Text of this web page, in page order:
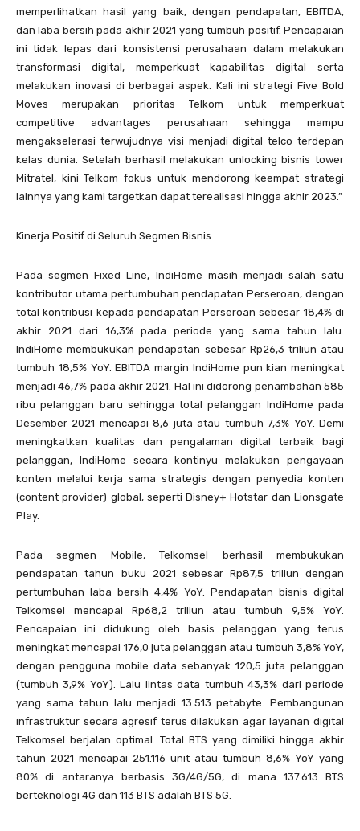
memperlihatkan hasil yang baik, dengan pendapatan, EBITDA,
dan laba bersih pada akhir 2021 yang tumbuh positif. Pencapaian
ini tidak lepas dari konsistensi perusahaan dalam melakukan
transformasi digital, memperkuat kapabilitas digital serta
melakukan inovasi di berbagai aspek. Kali ini strategi Five Bold
Moves merupakan prioritas Telkom untuk memperkuat
competitive advantages perusahaan sehingga mampu
mengakselerasi terwujudnya visi menjadi digital telco terdepan
kelas dunia. Setelah berhasil melakukan unlocking bisnis tower
Mitratel, kini Telkom fokus untuk mendorong keempat strategi
lainnya yang kami targetkan dapat terealisasi hingga akhir 2023.”
Kinerja Positif di Seluruh Segmen Bisnis
Pada segmen Fixed Line, IndiHome masih menjadi salah satu
kontributor utama pertumbuhan pendapatan Perseroan, dengan
total kontribusi kepada pendapatan Perseroan sebesar 18,4% di
akhir 2021 dari 16,3% pada periode yang sama tahun lalu.
IndiHome membukukan pendapatan sebesar Rp26,3 triliun atau
tumbuh 18,5% YoY. EBITDA margin IndiHome pun kian meningkat
menjadi 46,7% pada akhir 2021. Hal ini didorong penambahan 585
ribu pelanggan baru sehingga total pelanggan IndiHome pada
Desember 2021 mencapai 8,6 juta atau tumbuh 7,3% YoY. Demi
meningkatkan kualitas dan pengalaman digital terbaik bagi
pelanggan, IndiHome secara kontinyu melakukan pengayaan
konten melalui kerja sama strategis dengan penyedia konten
(content provider) global, seperti Disney+ Hotstar dan Lionsgate
Play.
Pada segmen Mobile, Telkomsel berhasil membukukan
pendapatan tahun buku 2021 sebesar Rp87,5 triliun dengan
pertumbuhan laba bersih 4,4% YoY. Pendapatan bisnis digital
Telkomsel mencapai Rp68,2 triliun atau tumbuh 9,5% YoY.
Pencapaian ini didukung oleh basis pelanggan yang terus
meningkat mencapai 176,0 juta pelanggan atau tumbuh 3,8% YoY,
dengan pengguna mobile data sebanyak 120,5 juta pelanggan
(tumbuh 3,9% YoY). Lalu lintas data tumbuh 43,3% dari periode
yang sama tahun lalu menjadi 13.513 petabyte. Pembangunan
infrastruktur secara agresif terus dilakukan agar layanan digital
Telkomsel berjalan optimal. Total BTS yang dimiliki hingga akhir
tahun 2021 mencapai 251.116 unit atau tumbuh 8,6% YoY yang
80% di antaranya berbasis 3G/4G/5G, di mana 137.613 BTS
berteknologi 4G dan 113 BTS adalah BTS 5G.